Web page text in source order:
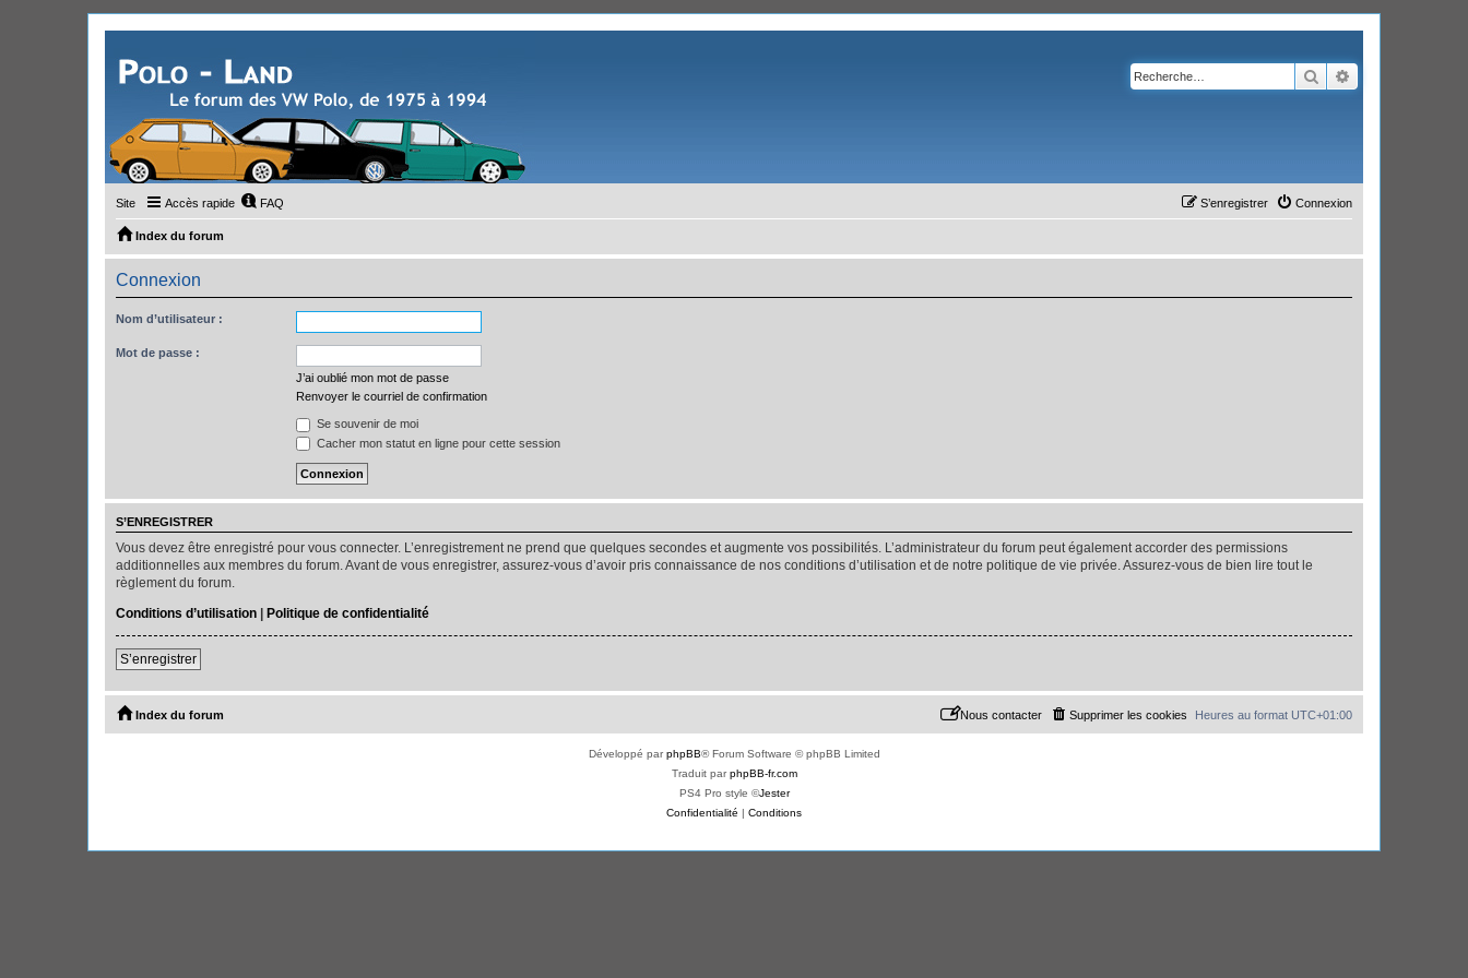
Rechercher
Site Accès rapide FAQ Connexion
S’enregistrer
Index du forum
Connexion
Nom d’utilisateur :
Mot de passe :
J’ai oublié mon mot de passe
Renvoyer le courriel de confirmation
Se souvenir de moi
Cacher mon statut en ligne pour cette session
S’ENREGISTRER
Vous devez être enregistré pour vous connecter. L’enregistrement ne prend que quelques secondes et augmente vos possibilités. L’administrateur du forum peut également accorder des permissions
additionnelles aux membres du forum. Avant de vous enregistrer, assurez-vous d’avoir pris connaissance de nos conditions d’utilisation et de notre politique de vie privée. Assurez-vous de bien lire tout le
règlement du forum.
Conditions d’utilisation | Politique de confidentialité
S’enregistrer
Index du forum Heures au format UTC+01:00
Supprimer les cookies
Nous contacter
Développé parphpBB® Forum Software © phpBB Limited
Traduit parphpBB-fr.com
PS4 Pro style ©Jester
Confidentialité | Conditions